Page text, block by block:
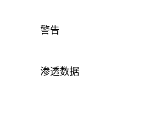
警告
渗透数据